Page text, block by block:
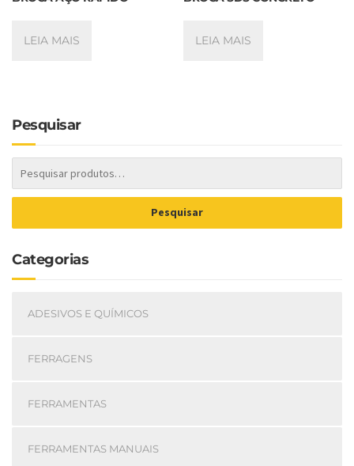
LEIA MAIS LEIA MAIS
Pesquisar
Pesquisar
Categorias
ADESIVOS E QUÍMICOS
FERRAGENS
FERRAMENTAS
FERRAMENTAS MANUAIS